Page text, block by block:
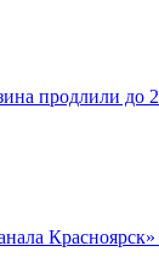
продлили до